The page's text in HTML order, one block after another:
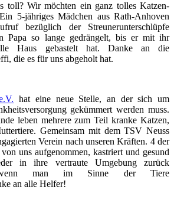
toll? Wir möchten ein ganz tolles Katzen-
Ein 5-jähriges Mädchen aus Rath-Anhoven
bezüglich der Streunerunterschlüpfe
Papa so lange gedrängelt, bis er mit ihr
Haus gebastelt hat. Danke an die
die es für uns abgeholt hat.
hat eine neue Stelle, an der sich um
gekümmert werden muss.
leben mehrere zum Teil kranke Katzen,
Gemeinsam mit dem TSV Neuss
Verein nach unseren Kräften. 4 der
uns aufgenommen, kastriert und gesund
in ihre vertraute Umgebung zurück
man im Sinne der Tiere
an alle Helfer!